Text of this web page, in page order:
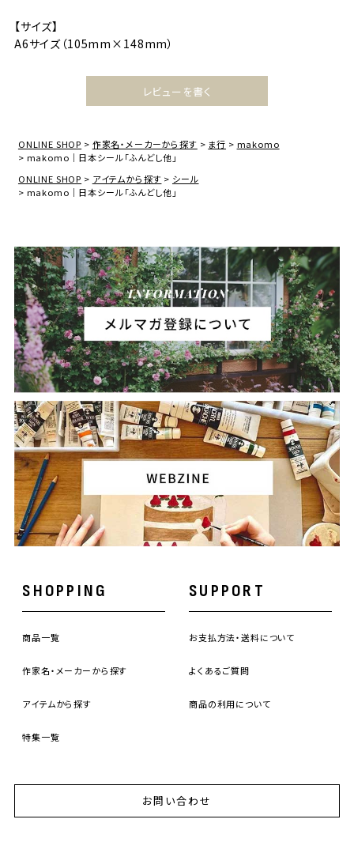
【サイズ】
A6サイズ（105mm×148mm）
レビューを書く
ONLINE SHOP 作家名・メーカーから探す ま行
makomo
makomo｜日本シール「ふんどし他」
ONLINE SHOP
アイテムから探す
シール
makomo｜日本シール「ふんどし他」
SHOPPING
商品一覧
作家名・メーカーから探す
アイテムから探す
特集一覧
SUPPORT
お支払方法・送料について
よくあるご質問
商品の利用について
お問い合わせ